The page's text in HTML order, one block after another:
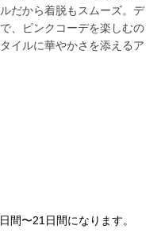
だから着脱もスムーズ。デ
、ピンクコーデを楽しむの
イルに華やかさを添えるア
間〜21日間になります。